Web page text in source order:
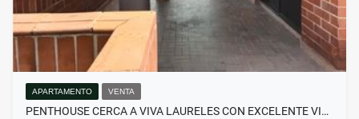
APARTAMENTO VENTA
PENTHOUSE CERCA A VIVA LAURELES CON EXCELENTE VI…